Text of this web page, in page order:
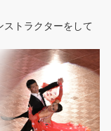
トラクターをして